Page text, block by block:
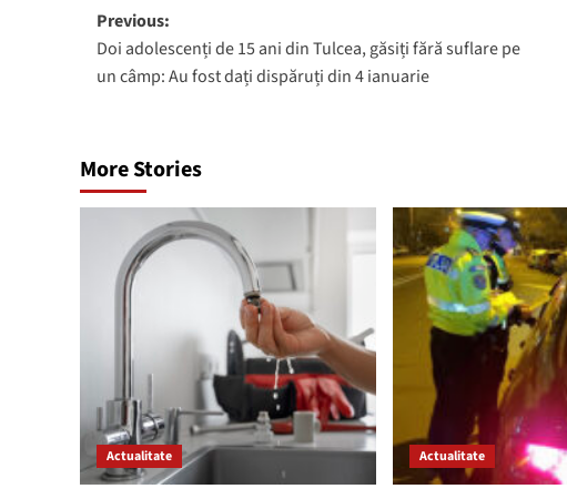
Post
navigation
Previous:
Doi adolescenți de 15 ani din Tulcea, găsiți fără suflare pe
un câmp: Au fost dați dispăruți din 4 ianuarie
More Stories
Actualitate Actualitate